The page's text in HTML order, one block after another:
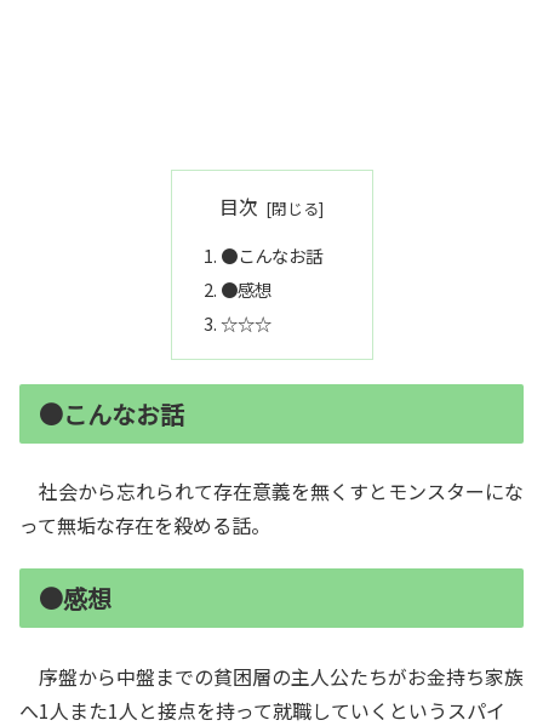
目次
●こんなお話
●感想
☆☆☆
●こんなお話
社会から忘れられて存在意義を無くすとモンスターにな
って無垢な存在を殺める話。
●感想
序盤から中盤までの貧困層の主人公たちがお金持ち家族
へ1人また1人と接点を持って就職していくというスパイ